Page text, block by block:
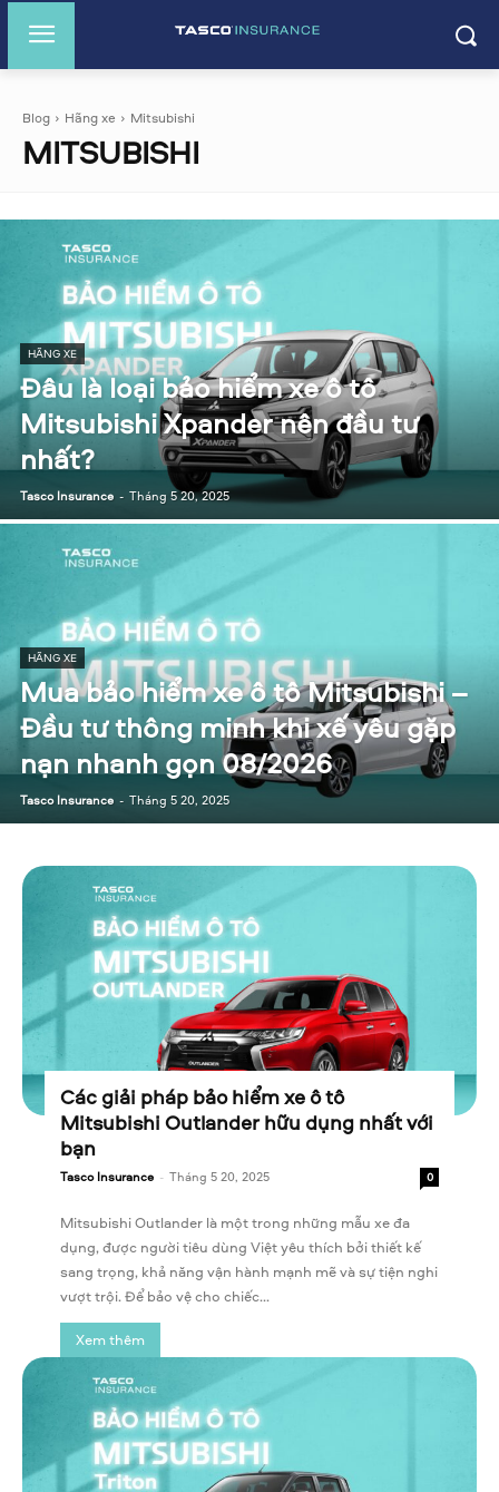
Blog Hãng xe Mitsubishi
MITSUBISHI
HÃNG XE
Đâu là loại bảo hiểm xe ô tô
Mitsubishi Xpander nên đầu tư
nhất?
Tasco Insurance - Tháng 5 20, 2025
HÃNG XE
Mua bảo hiểm xe ô tô Mitsubishi –
Đầu tư thông minh khi xế yêu gặp
nạn nhanh gọn 08/2026
Tasco Insurance - Tháng 5 20, 2025
Các giải pháp bảo hiểm xe ô tô
Mitsubishi Outlander hữu dụng nhất với
bạn
Tasco Insurance - Tháng 5 20, 2025 0
Mitsubishi Outlander là một trong những mẫu xe đa
dụng, được người tiêu dùng Việt yêu thích bởi thiết kế
sang trọng, khả năng vận hành mạnh mẽ và sự tiện nghi
vượt trội. Để bảo vệ cho chiếc...
Xem thêm